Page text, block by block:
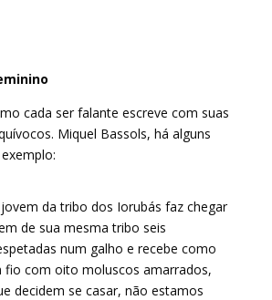
cada ser falante escreve com suas
Miquel Bassols, há alguns
da tribo dos Iorubás faz chegar
de sua mesma tribo seis
num galho e recebe como
fio com oito moluscos amarrados,
decidem se casar, não estamos